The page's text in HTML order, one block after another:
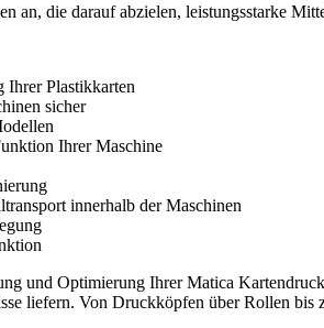
an, die darauf abzielen, leistungsstarke
Ihrer Plastikkarten
sicher
Ihrer Maschine
innerhalb der Maschinen
und Optimierung Ihrer Matica
liefern. Von Druckköpfen über Rollen